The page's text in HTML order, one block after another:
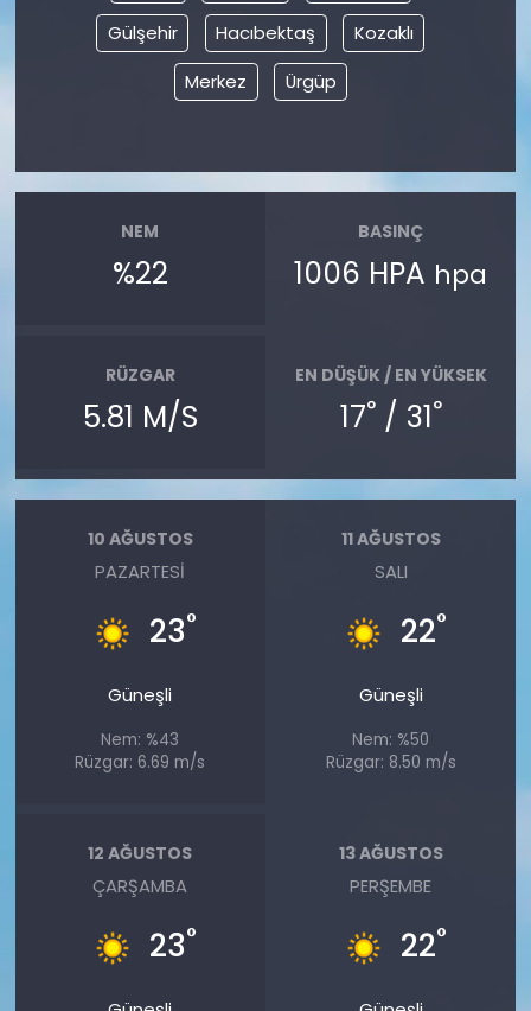
Gülşehir
Hacıbektaş
Kozaklı
Merkez
Ürgüp
NEM
%22
BASINÇ
1006 HPA hpa
RÜZGAR
5.81 M/S
EN DÜŞÜK / EN YÜKSEK
17°/ 31°
10 AĞUSTOS
PAZARTESI
23°
Güneşli
Nem: %43
Rüzgar: 6.69 m/s
11 AĞUSTOS
SALI
22°
Güneşli
Nem: %50
Rüzgar: 8.50 m/s
12 AĞUSTOS
ÇARŞAMBA
23°
13 AĞUSTOS
PERŞEMBE
22°